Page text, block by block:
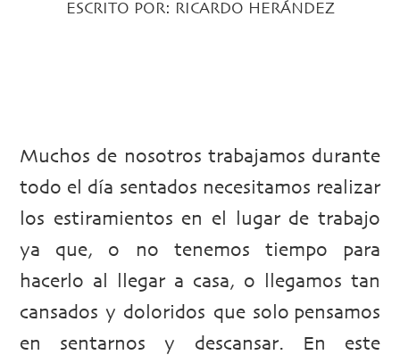
ESCRITO POR: RICARDO HERÁNDEZ
Muchos de nosotros trabajamos durante
todo el día sentados necesitamos realizar
los estiramientos en el lugar de trabajo
ya que, o no tenemos tiempo para
hacerlo al llegar a casa, o llegamos tan
cansados y doloridos que solo pensamos
en sentarnos y descansar. En este